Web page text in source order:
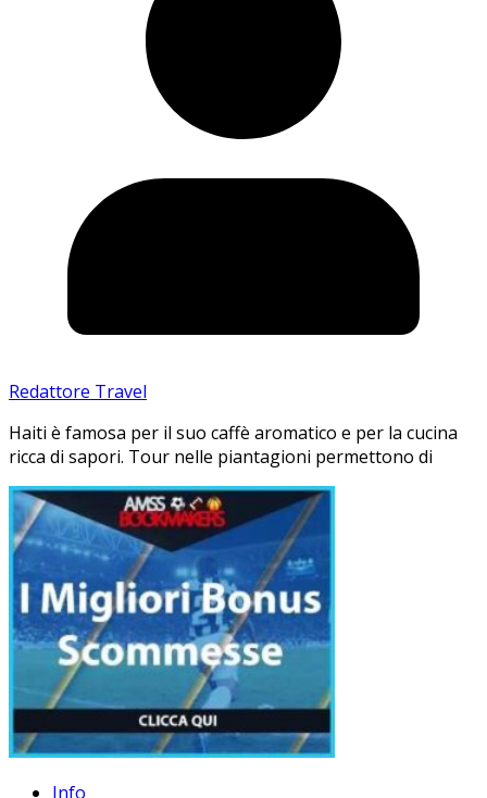
Redattore Travel
Haiti è famosa per il suo caffè aromatico e per la cucina
ricca di sapori. Tour nelle piantagioni permettono di
Info